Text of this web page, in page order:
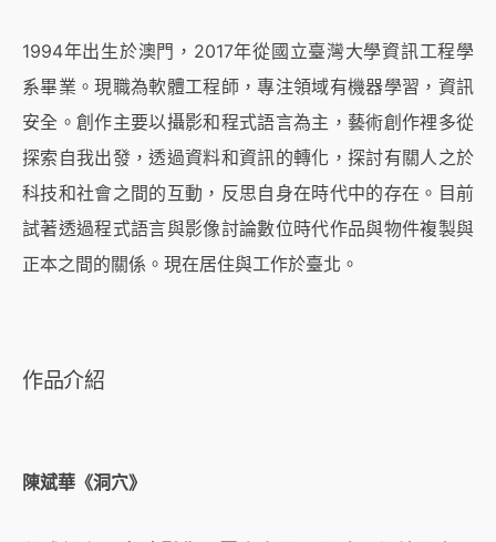
1994年出生於澳門，2017年從國立臺灣大學資訊工程學
系畢業。現職為軟體工程師，專注領域有機器學習，資訊
安全。 創作主要以攝影和程式語言為主，藝術創作裡多從
探索自我出發，透過資料和資訊的轉化，探討有關人之於
科技和社會之間的互動，反思自身在時代中的存在。 目前
試著透過程式語言與影像討論數位時代作品與物件複製與
正本之間的關係。 現在居住與工作於臺北。
作品介紹
陳斌華《洞穴》